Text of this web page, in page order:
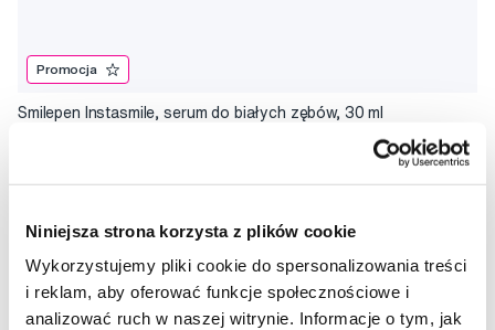
Niniejsza strona korzysta z plików cookie
Wykorzystujemy pliki cookie do spersonalizowania treści
i reklam, aby oferować funkcje społecznościowe i
analizować ruch w naszej witrynie. Informacje o tym, jak
Promocja
Smilepen Instasmile, serum do białych zębów, 30 ml
Do koszyka
Dostępny > 5 szt
Natychmiast w